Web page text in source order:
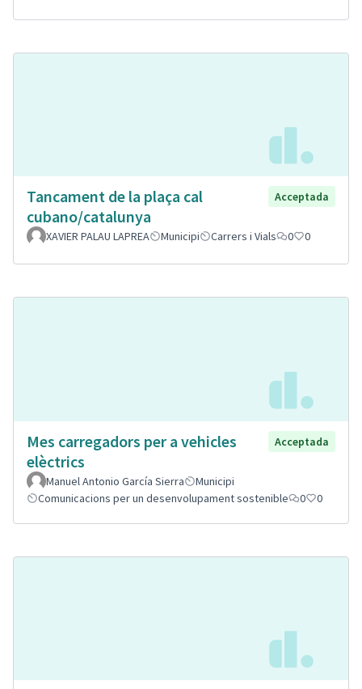
Tancament de la plaça cal
cubano/catalunya
Acceptada
XAVIER PALAU LAPREA Municipi Carrers i Vials 0 0
Mes carregadors per a vehicles
elèctrics
Acceptada
Manuel Antonio García Sierra
Municipi
Comunicacions per un desenvolupament sostenible
0 0